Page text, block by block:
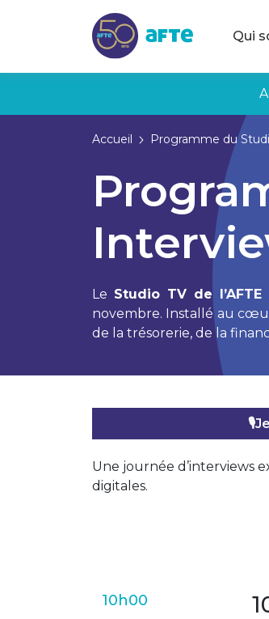
Qui
Accueil Programme du
Le Studio TV de l’AFTE
novembre. Installé au
de la trésorerie, de la
Une journée d’interviews
digitales.
10h00